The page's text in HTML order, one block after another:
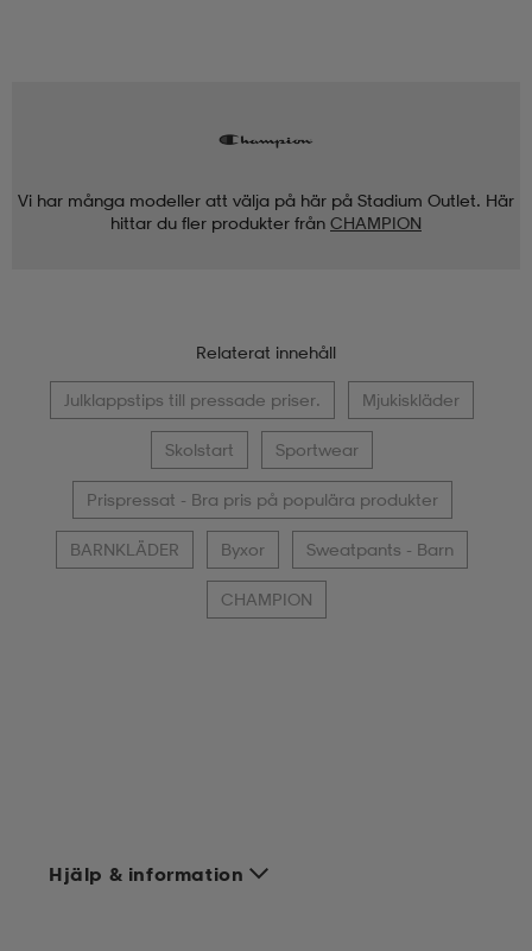
Vi har många modeller att välja på här på Stadium Outlet. Här
hittar du fler produkter från CHAMPION
Relaterat innehåll
Julklappstips till pressade priser. Mjukiskläder
Skolstart Sportwear
Prispressat - Bra pris på populära produkter
BARNKLÄDER Byxor Sweatpants - Barn
CHAMPION
Hjälp & information